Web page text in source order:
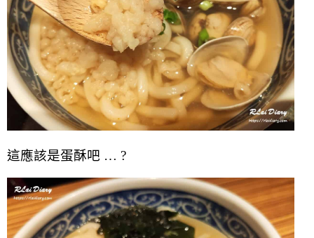
這應該是蛋酥吧 … ?